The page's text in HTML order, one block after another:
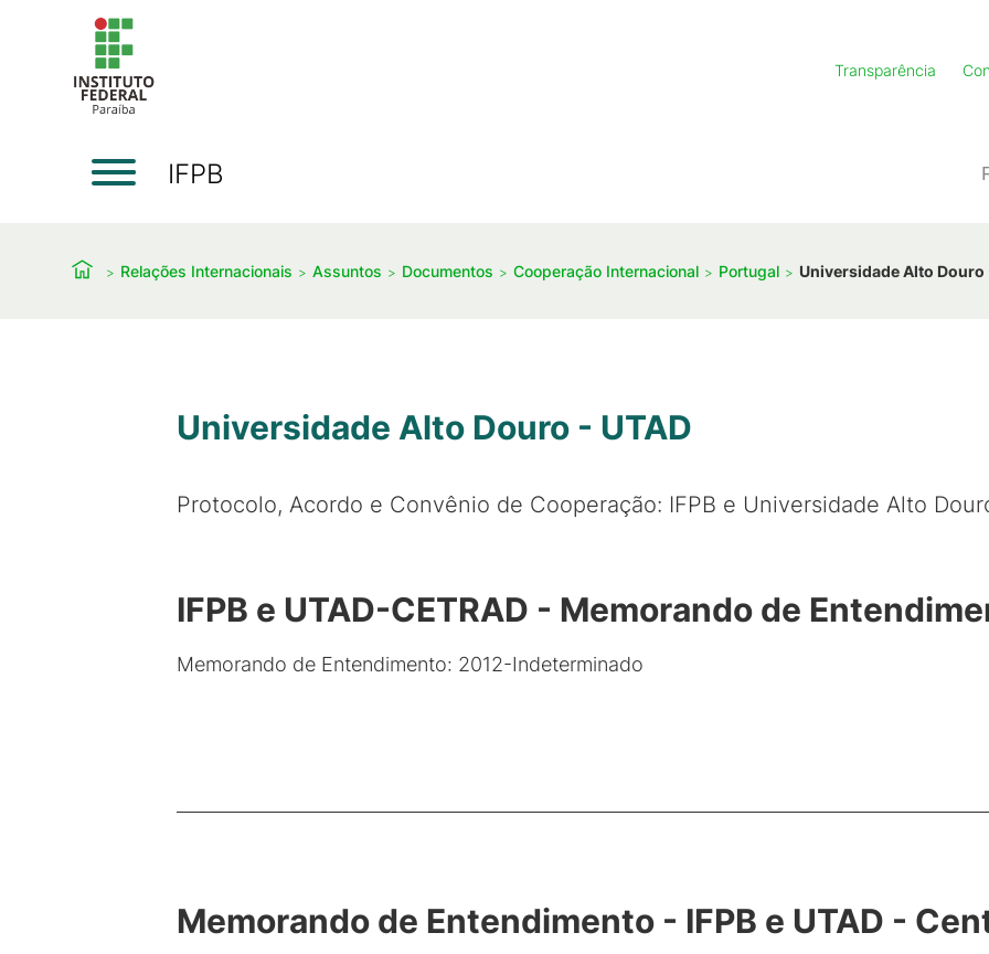
Transparência
IFPB
Relações Internacionais Assuntos Documentos Cooperação Internacional Portugal Universidade Alto Douro
Universidade Alto Douro - UTAD
Protocolo, Acordo e Convênio de Cooperação: IFPB e Universidade Alto
IFPB e UTAD-CETRAD - Memorando de
Memorando de Entendimento: 2012-Indeterminado
Memorando de Entendimento - IFPB e UTAD -